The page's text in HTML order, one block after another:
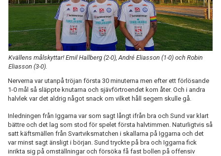
Kvällens målskyttar! Emil Hallberg (2-0), André Eliasson (1-0) och Robin
Eliasson (3-0).
Nerverna var utanpå tröjan första 30 minuterna men efter ett förlösande
1-0 mål så släppte knutarna och sjävförtroendet kom åter. Och i andra
halvlek var det aldrig något snack om vilket håll segern skulle gå.
Inledningen från Iggarna var som sagt långt ifrån bra och Sund var klart
bättre och det lag som stod för spelet första halvtimmen. Naturligtvis så
satt käftsmällen från Svartviksmatchen i skallarna på Iggarna och det
var minst sagt änsligt i början. Sund tryckte på bra och Iggarna fick
inrikta sig på omställningar och försöka få fast bollen på offensiv